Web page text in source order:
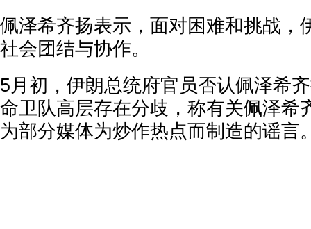
佩泽希齐扬表示，面对困难和挑战，
社会团结与协作。
5月初，伊朗总统府官员否认佩泽希
命卫队高层存在分歧，称有关佩泽希
为部分媒体为炒作热点而制造的谣言